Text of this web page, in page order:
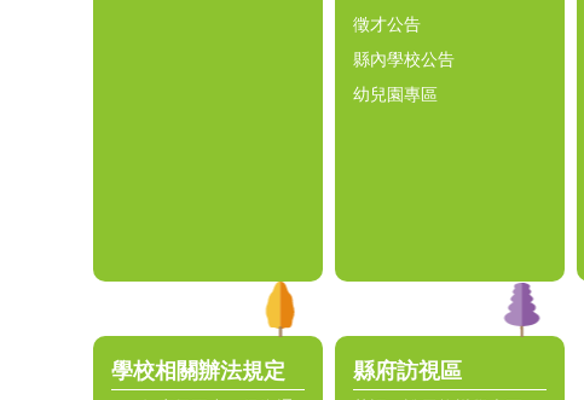
徵才公告
縣內學校公告
幼兒園專區
學校相關辦法規定 縣府訪視區